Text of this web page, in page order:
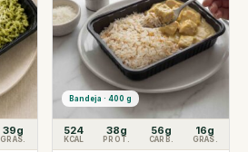
39g
GRAS.
Bandeja · 400 g
524
KCAL
38g
PROT.
56g
CARB.
16g
GRAS.